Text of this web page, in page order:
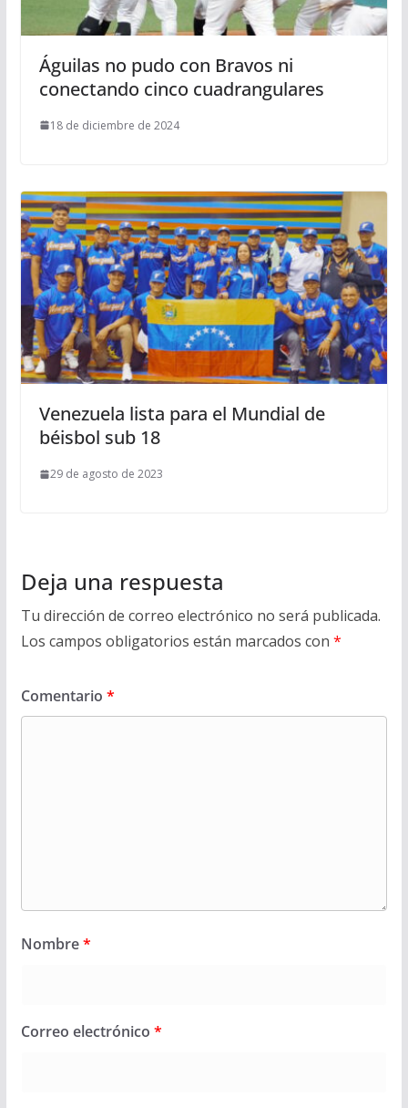
Águilas no pudo con Bravos ni
conectando cinco cuadrangulares
18 de diciembre de 2024
Venezuela lista para el Mundial de
béisbol sub 18
29 de agosto de 2023
Deja una respuesta
Tu dirección de correo electrónico no será publicada.
Los campos obligatorios están marcados con *
Comentario *
Nombre*
Correo electrónico *